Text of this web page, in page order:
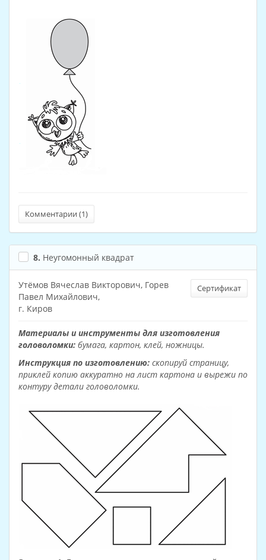
Комментарии (1)
8. Неугомонный квадрат
Сертификат
Утёмов Вячеслав Викторович, Горев
Павел Михайлович,
г. Киров
Материалы и инструменты для изготовления
головоломки: бумага, картон, клей, ножницы.
Инструкция по изготовлению: скопируй страницу,
приклей копию аккуратно на лист картона и вырежи по
контуру детали головоломки.